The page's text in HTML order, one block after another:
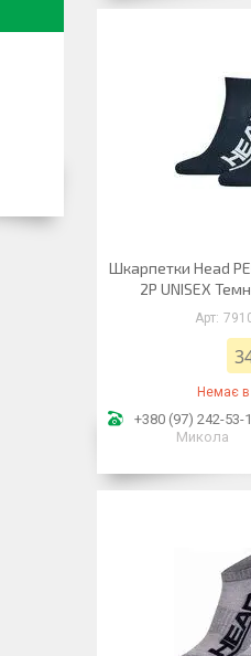
Шкарпетки Head
2P UNISEX
Немає в
+380 (97) 242-53-
Микола